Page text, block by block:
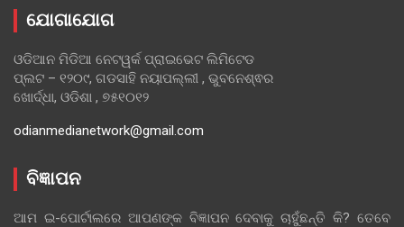
ଯୋଗାଯୋଗ
ଓଡିଆନ ମିଡିଆ ନେଟୱର୍କ ପ୍ରାଇଭେଟ ଲିମିଟେଡ
ପ୍ଲଟ – ୧୨୦୯, ଗଡସାହି ନୟାପଲ୍ଲୀ , ଭୁବନେଶ୍ଵର
ଖୋର୍ଦ୍ଧା, ଓଡିଶା , ୭୫୧୦୧୨
odianmedianetwork@gmail.com
ବିଜ୍ଞାପନ
ଆମ ଇ-ପୋର୍ଟାଲରେ ଆପଣଙ୍କ ବିଜ୍ଞାପନ ଦେବାକୁ ଚାହୁଁଛନ୍ତି କି? ତେବେ